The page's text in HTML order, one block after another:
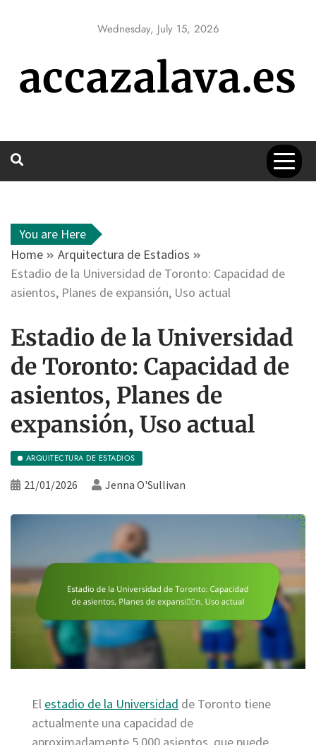
Wednesday, July 15, 2026
accazalava.es
You are Here
Home
Arquitectura de Estadios
Estadio de la Universidad de Toronto: Capacidad de
asientos, Planes de expansión, Uso actual
Estadio de la Universidad
de Toronto: Capacidad de
asientos, Planes de
expansión, Uso actual
ARQUITECTURA DE ESTADIOS
21/01/2026 Jenna O'Sullivan
El estadio de la Universidad de Toronto tiene
actualmente una capacidad de